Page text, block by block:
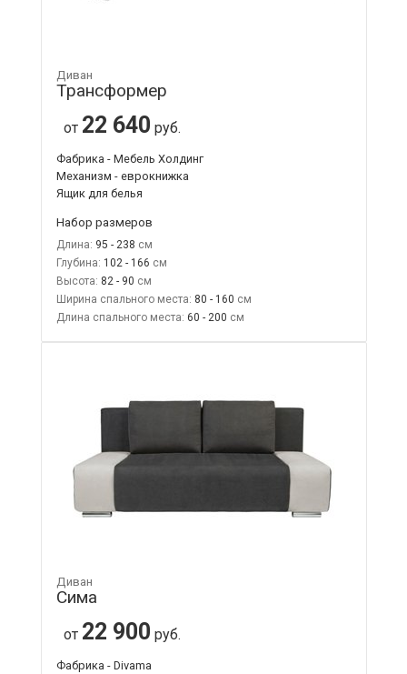
Диван
Трансформер
от 22 640 руб.
Фабрика - Мебель Холдинг
Механизм - еврокнижка
Ящик для белья
Набор размеров
Длина: 95 - 238
Глубина: 102 - 166
Высота: 82 - 90
Ширина спального места: 80 - 160
Длина спального места: 60 - 200
Диван
Сима
от 22 900 руб.
Фабрика - Divama